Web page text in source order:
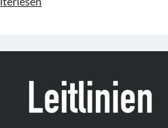
Empfehlungen
personellen,
strukturellen
und